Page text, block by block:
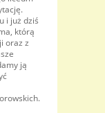
i już dziś
którą
oraz z
ją